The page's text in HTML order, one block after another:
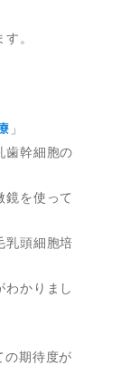
。
」
歯幹細胞の
鏡を使って
乳頭細胞培
わかりまし
の期待度が